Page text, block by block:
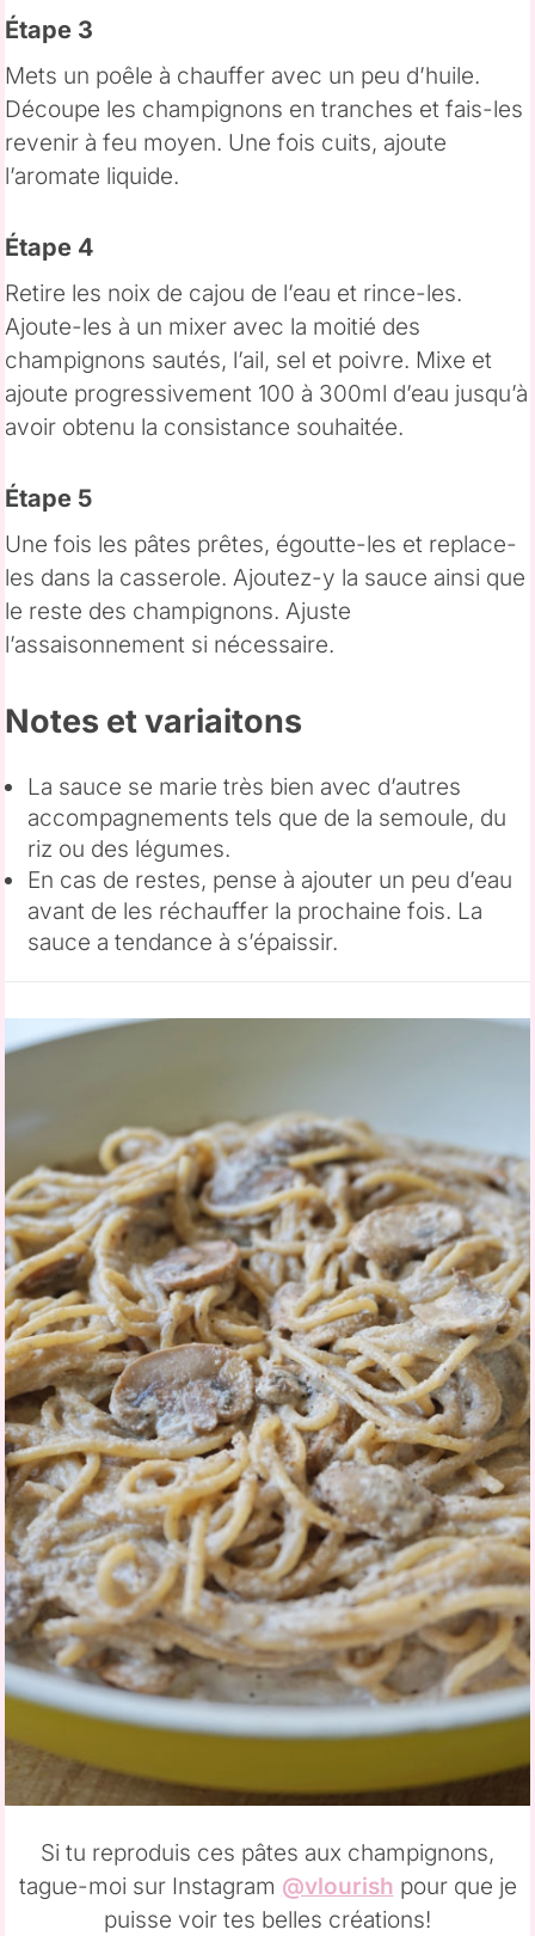
Étape 3
Mets un poêle à chauffer avec un peu d’huile.
Découpe les champignons en tranches et fais-les
revenir à feu moyen. Une fois cuits, ajoute
l’aromate liquide.
Étape 4
Retire les noix de cajou de l’eau et rince-les.
Ajoute-les à un mixer avec la moitié des
champignons sautés, l’ail, sel et poivre. Mixe et
ajoute progressivement 100 à 300ml d’eau jusqu’à
avoir obtenu la consistance souhaitée.
Étape 5
Une fois les pâtes prêtes, égoutte-les et replace-
les dans la casserole. Ajoutez-y la sauce ainsi que
le reste des champignons. Ajuste
l’assaisonnement si nécessaire.
Notes et variaitons
La sauce se marie très bien avec d’autres
accompagnements tels que de la semoule, du
riz ou des légumes.
En cas de restes, pense à ajouter un peu d’eau
avant de les réchauffer la prochaine fois. La
sauce a tendance à s’épaissir.
Si tu reproduis ces pâtes aux champignons,
tague-moi sur Instagram @vlourish pour que je
puisse voir tes belles créations!